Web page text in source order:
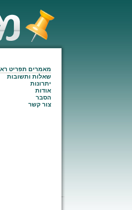
מאמרים תפריט
שאלות ותשובות
יתרונות
אודות
הסבר
צור קשר